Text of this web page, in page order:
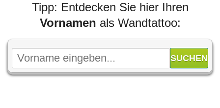
Tipp: Entdecken Sie hier Ihren
Vornamen als Wandtattoo: